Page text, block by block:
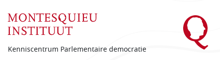
Kenniscentrum Parlementaire democratie